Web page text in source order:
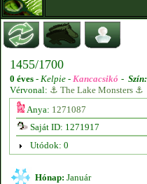
1455/1700
0 éves - Kelpie - Kancacsikó - Szín:
Vérvonal: ⚓ The Lake Monsters ⚓
Anya: 1271087
Saját ID: 1271917
Utódok: 0
Hónap: Január